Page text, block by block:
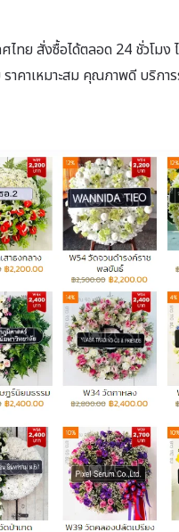
ไทย สั่งซื้อได้ตลอด 24 ชั่วโม
าเหมาะสม คุณภาพดี บริการ